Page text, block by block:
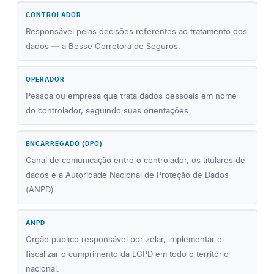
CONTROLADOR
Responsável pelas decisões referentes ao tratamento dos
dados — a Besse Corretora de Seguros.
OPERADOR
Pessoa ou empresa que trata dados pessoais em nome
do controlador, seguindo suas orientações.
ENCARREGADO (DPO)
Canal de comunicação entre o controlador, os titulares de
dados e a Autoridade Nacional de Proteção de Dados
(ANPD).
ANPD
Órgão público responsável por zelar, implementar e
fiscalizar o cumprimento da LGPD em todo o território
nacional.